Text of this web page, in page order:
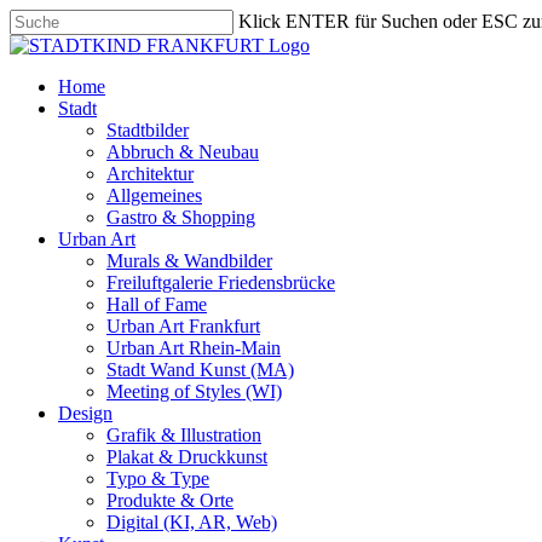
Skip
to
content
Klick ENTER für Suchen oder ESC
Close
search
Menu
Home
Stadt
Stadtbilder
Abbruch & Neubau
Architektur
Allgemeines
Gastro & Shopping
Urban Art
Murals & Wandbilder
Freiluftgalerie Friedensbrücke
Hall of Fame
Urban Art Frankfurt
Urban Art Rhein-Main
Stadt Wand Kunst (MA)
Meeting of Styles (WI)
Design
Grafik & Illustration
Plakat & Druckkunst
Typo & Type
Produkte & Orte
Digital (KI, AR, Web)